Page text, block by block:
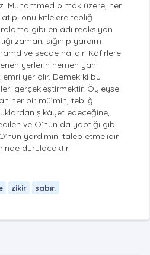
Muhammed olmak üzere, her
onu kitlelere tebliğ
gibi en âdî reaksiyon
zaman, sığınıp yardım
ve secde hâlidir. Kâfirlere
yerlerin hemen yanı
yer alır. Demek ki bu
gerçekleştirmektir. Öyleyse
her bir mü’min, tebliğ
şikâyet edeceğine,
ve O’nun da yaptığı gibi
yardımını talep etmelidir.
durulacaktır.
zikir sabır.